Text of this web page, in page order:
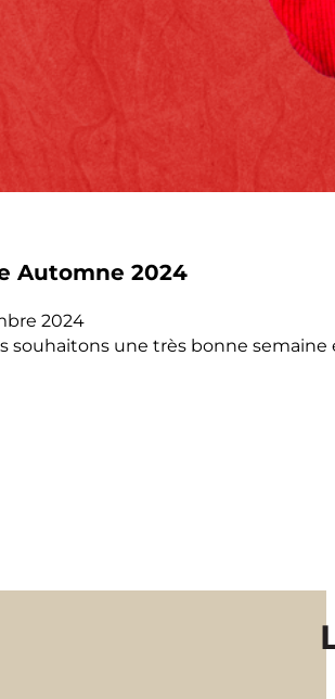
Automne 2024
2024
souhaitons une très bonne